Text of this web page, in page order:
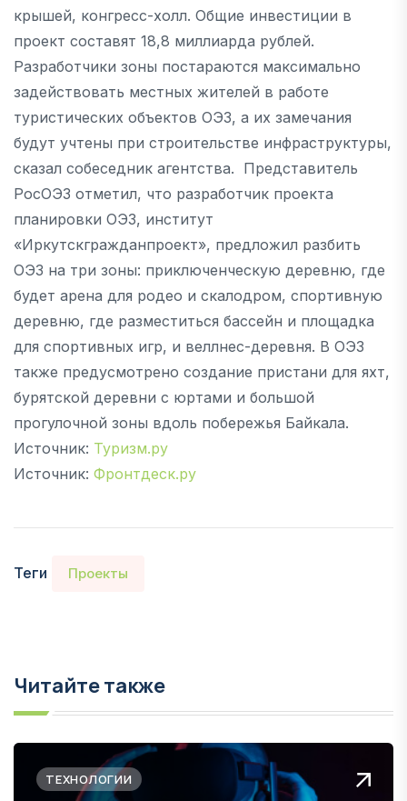
крышей, конгресс-холл. Общие инвестиции в
проект составят 18,8 миллиарда рублей.
Разработчики зоны постараются максимально
задействовать местных жителей в работе
туристических объектов ОЭЗ, а их замечания
будут учтены при строительстве инфраструктуры,
сказал собеседник агентства. Представитель
РосОЭЗ отметил, что разработчик проекта
планировки ОЭЗ, институт
«Иркутскгражданпроект», предложил разбить
ОЭЗ на три зоны: приключенческую деревню, где
будет арена для родео и скалодром, спортивную
деревню, где разместиться бассейн и площадка
для спортивных игр, и веллнес-деревня. В ОЭЗ
также предусмотрено создание пристани для яхт,
бурятской деревни с юртами и большой
прогулочной зоны вдоль побережья Байкала.
Источник: Туризм.ру
Источник: Фронтдеск.ру
Теги Проекты
Читайте также
ТЕХНОЛОГИИ